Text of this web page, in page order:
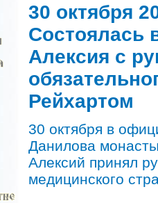
30 октября
Состоялась
Алексия с
Рейхартом
30 октября в
Данилова
Алексий принял
медицинского